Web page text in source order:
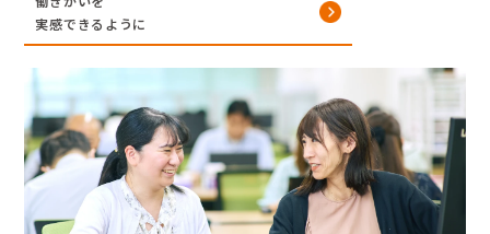
実感できるように